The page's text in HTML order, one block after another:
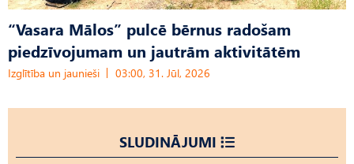
“Vasara Mālos” pulcē bērnus radošam
piedzīvojumam un jautrām aktivitātēm
Izglītība un jaunieši 03:00, 31. Jūl, 2026
SLUDINĀJUMI